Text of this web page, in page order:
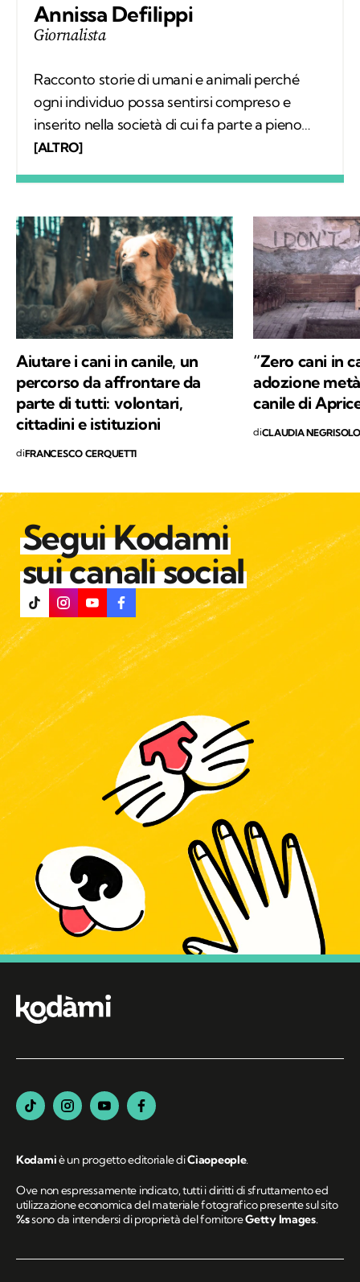
Annissa Defilippi
Giornalista
Racconto storie di umani e animali perché
ogni individuo possa sentirsi compreso e
inserito nella società di cui fa parte a pieno
diritto. Scrivo articoli e realizzo video
possono continuare a vivere.
[ALTRO]
Aiutare i cani in canile, un
percorso da affrontare da
parte di tutti: volontari,
cittadini e istituzioni
diFRANCESCO CERQUETTI
“Zero cani in
adozione
canile di
diCLAUDIA NEGRISOLO
Segui Kodami
sui canali social
Kodamiè un progetto editoriale diCiaopeople.
Ove non espressamente indicato, tutti i diritti di sfruttamento ed
utilizzazione economica del materiale fotografico presente sul sito
%ssono da intendersi di proprietà del fornitoreGetty Images.